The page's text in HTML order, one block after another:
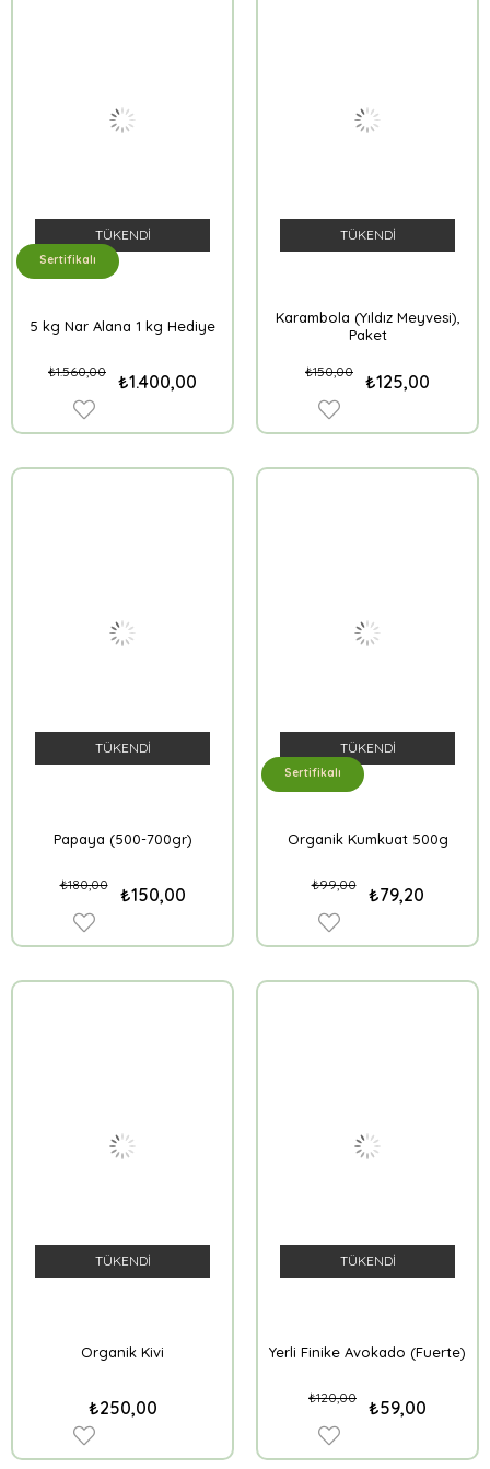
TÜKENDI
5 kg Nar Alana 1 kg Hediye
₺1.400,00
₺1.560,00
Sertifikalı
TÜKENDI
Karambola (Yıldız Meyvesi),
Paket
₺125,00
₺150,00
TÜKENDI
Papaya (500-700gr)
₺150,00
₺180,00
TÜKENDI
Organik Kumkuat 500g
₺79,20
₺99,00
Sertifikalı
TÜKENDI
Organik Kivi
₺250,00
TÜKENDI
Yerli Finike Avokado (Fuerte)
₺59,00
₺120,00